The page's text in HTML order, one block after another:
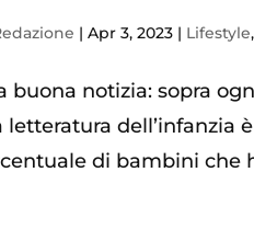
|Apr 3, 2023 | Lifestyle,
buona notizia: sopra
letteratura dell’infanzia
di bambini che